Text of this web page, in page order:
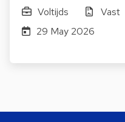
Voltijds Vast
29 May 2026